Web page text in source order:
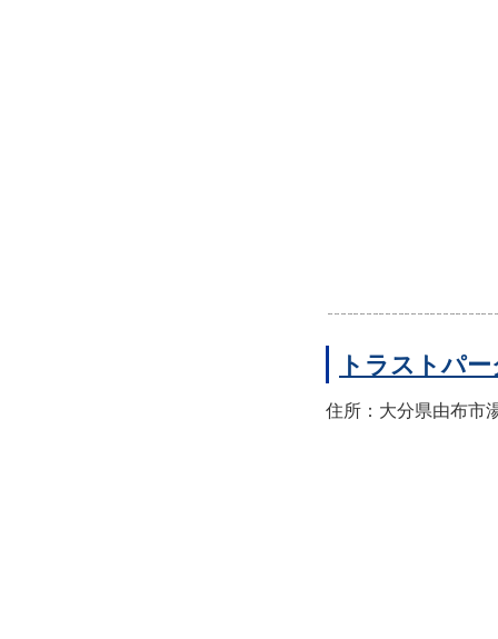
トラストパ
住所：大分県由布市